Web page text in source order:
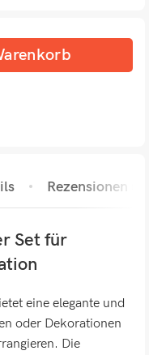
Rezensionen (0)
Set für
eine elegante und
oder Dekorationen
Die